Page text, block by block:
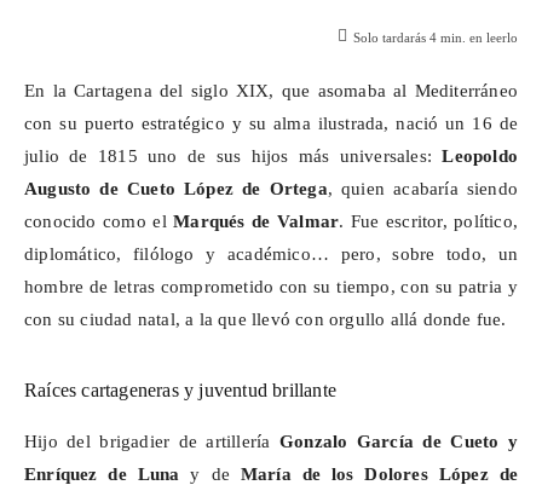
Solo tardarás 4 min. en leerlo
En la Cartagena del siglo XIX, que asomaba al Mediterráneo
con su puerto estratégico y su alma ilustrada, nació un 16 de
julio de 1815 uno de sus hijos más universales:Leopoldo
Augusto de Cueto López de Ortega, quien acabaría siendo
conocido como elMarqués de Valmar. Fue escritor, político,
diplomático, filólogo y académico… pero, sobre todo, un
hombre de letras comprometido con su tiempo, con su patria y
con su ciudad natal, a la que llevó con orgullo allá donde fue.
Raíces cartageneras y juventud brillante
Hijo del brigadier de artillería Gonzalo García de Cueto y
Enríquez de Luna y de María de los Dolores López de